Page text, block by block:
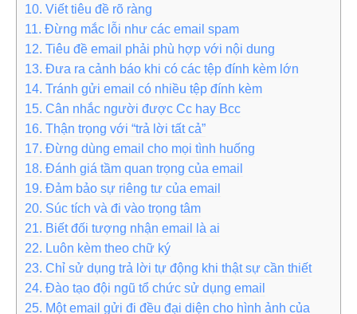
10. Viết tiêu đề rõ ràng
11. Đừng mắc lỗi như các email spam
12. Tiêu đề email phải phù hợp với nội dung
13. Đưa ra cảnh báo khi có các tệp đính kèm lớn
14. Tránh gửi email có nhiều tệp đính kèm
15. Cân nhắc người được Cc hay Bcc
16. Thận trọng với “trả lời tất cả”
17. Đừng dùng email cho mọi tình huống
18. Đánh giá tầm quan trọng của email
19. Đảm bảo sự riêng tư của email
20. Súc tích và đi vào trọng tâm
21. Biết đối tượng nhận email là ai
22. Luôn kèm theo chữ ký
23. Chỉ sử dụng trả lời tự động khi thật sự cần thiết
24. Đào tạo đội ngũ tổ chức sử dụng email
25. Một email gửi đi đều đại diện cho hình ảnh của